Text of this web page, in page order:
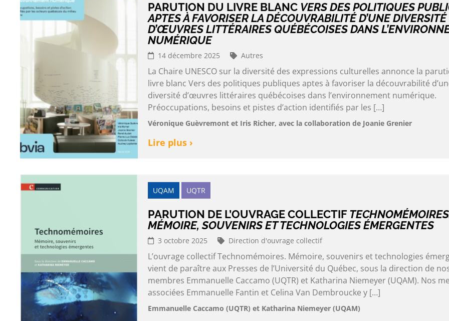
PARUTION DU LIVRE BLANC VERS DES POLITIQUES
APTES À FAVORISER LA DÉCOUVRABILITÉ D’UNE DIVERSITÉ
D’ŒUVRES LITTÉRAIRES QUÉBÉCOISES DANS
NUMÉRIQUE
14 décembre 2025 Autres
La Chaire UNESCO sur la diversité des expressions culturelles annonce la
livre blanc Vers des politiques publiques aptes à favoriser la découvrabilité
diversité d’œuvres littéraires québécoises dans l’environnement numérique.
Préoccupations, besoins et pistes d’action identifiés par les […]
Véronique Guèvremont et Iris Richer, avec la collaboration de Joanie Grenier
Lire plus ›
UQAM UQTR
PARUTION DE L’OUVRAGE COLLECTIF
MÉMOIRE, SOUVENIRS ET TECHNOLOGIES ÉMERGENTES
3 octobre 2025 Direction d'ouvrage collectif
L’ouvrage collectif Technomémoires. Mémoire, souvenirs et technologies
vient de paraître aux Presses de l’Université du Québec, sous la direction de
membres Emmanuelle Caccamo (UQTR) et Katharina Niemeyer (UQAM). Nos
associées Emmanuelle Fantin et Celina Van Dembroucke y […]
Emmanuelle Caccamo (UQTR) et Katharina Niemeyer (UQAM)